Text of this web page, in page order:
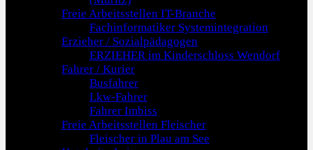
Freie Arbeitsstellen IT-Branche
Fachinformatiker Systemintegration
Erzieher / Sozialpädagogen
ERZIEHER im Kinderschloss Wendorf
Fahrer / Kurier
Busfahrer
Lkw-Fahrer
Fahrer Imbiss
Freie Arbeitsstellen Fleischer
Fleischer in Plau am See